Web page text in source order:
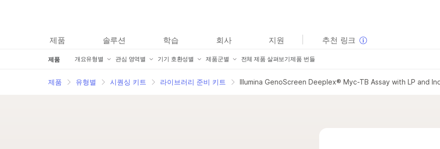
제품 솔루션 학습 회사 지원 추천 링크
제품 개요유형별
시퀀싱 키트
관심 영역별
암 연구 제품
기기 호환성별
iScan 제품
제품군별
AmpliSeq for Illumina
전체 제품 살펴보기제품 번들
개요
제품 유형별 시퀀싱 키트 라이브러리 준비 키트 Illumina GenoScreen Deeplex® Myc-TB Assay with LP and
보다 관련성이 높은 콘텐츠를 확인하실 수 있습니다. 주요
관심 분야를 선택해 주세요:
암 연구
농업유전체학 연구
유전 및 희귀 질환 연구